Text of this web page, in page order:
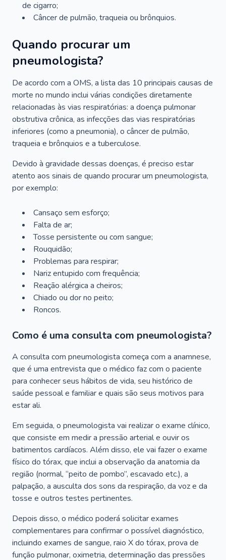
de cigarro;
Câncer de pulmão, traqueia ou brônquios.
Quando procurar um
pneumologista?
De acordo com a OMS, a lista das 10 principais causas de
morte no mundo inclui várias condições diretamente
relacionadas às vias respiratórias: a doença pulmonar
obstrutiva crônica, as infecções das vias respiratórias
inferiores (como a pneumonia), o câncer de pulmão,
traqueia e brônquios e a tuberculose.
Devido à gravidade dessas doenças, é preciso estar
atento aos sinais de quando procurar um pneumologista,
por exemplo:
Cansaço sem esforço;
Falta de ar;
Tosse persistente ou com sangue;
Rouquidão;
Problemas para respirar;
Nariz entupido com frequência;
Reação alérgica a cheiros;
Chiado ou dor no peito;
Roncos.
Como é uma consulta com pneumologista?
A consulta com pneumologista começa com a anamnese,
que é uma entrevista que o médico faz com o paciente
para conhecer seus hábitos de vida, seu histórico de
saúde pessoal e familiar e quais são seus motivos para
estar ali.
Em seguida, o pneumologista vai realizar o exame clínico,
que consiste em medir a pressão arterial e ouvir os
batimentos cardíacos. Além disso, ele vai fazer o exame
físico do tórax, que inclui a observação da anatomia da
região (normal, “peito de pombo”, escavado etc.), a
palpação, a ausculta dos sons da respiração, da voz e da
tosse e outros testes pertinentes.
Depois disso, o médico poderá solicitar exames
complementares para confirmar o possível diagnóstico,
incluindo exames de sangue, raio X do tórax, prova de
função pulmonar, oximetria, determinação das pressões